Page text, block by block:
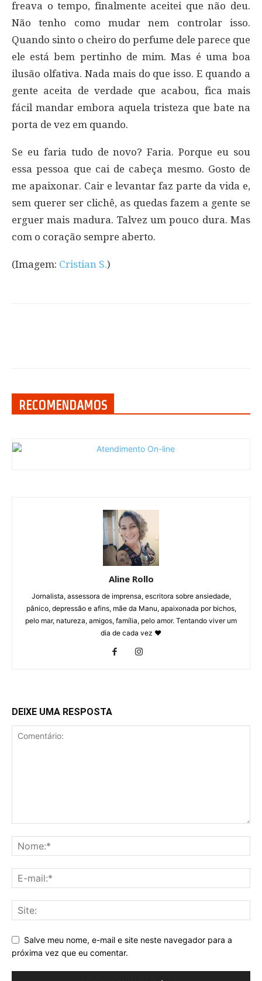
freava o tempo, finalmente aceitei que não deu.
Não tenho como mudar nem controlar isso.
Quando sinto o cheiro do perfume dele parece que
ele está bem pertinho de mim. Mas é uma boa
ilusão olfativa. Nada mais do que isso. E quando a
gente aceita de verdade que acabou, fica mais
fácil mandar embora aquela tristeza que bate na
porta de vez em quando.
Se eu faria tudo de novo? Faria. Porque eu sou
essa pessoa que cai de cabeça mesmo. Gosto de
me apaixonar. Cair e levantar faz parte da vida e,
sem querer ser clichê, as quedas fazem a gente se
erguer mais madura. Talvez um pouco dura. Mas
com o coração sempre aberto.
(Imagem: Cristian S.)
RECOMENDAMOS
Aline Rollo
Jornalista, assessora de imprensa, escritora sobre ansiedade,
pânico, depressão e afins, mãe da Manu, apaixonada por bichos,
pelo mar, natureza, amigos, família, pelo amor. Tentando viver um
dia de cada vez ❤
DEIXE UMA RESPOSTA
Salve meu nome, e-mail e site neste navegador para a
próxima vez que eu comentar.